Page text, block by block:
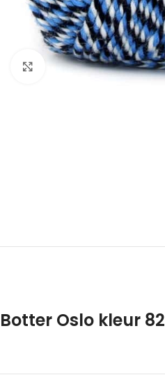
Klik om te vergroten
Botter Oslo kleur 82